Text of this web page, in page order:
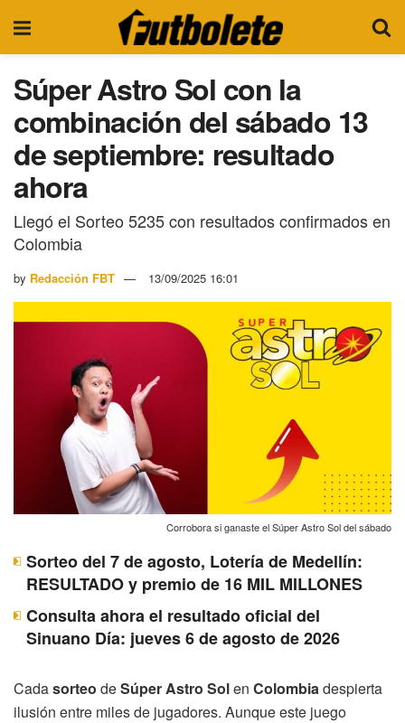
Súper Astro Sol con la
combinación del sábado 13
de septiembre: resultado
ahora
Llegó el Sorteo 5235 con resultados confirmados en
Colombia
by Redacción FBT 13/09/2025 16:01
Corrobora si ganaste el Súper Astro Sol del sábado
Sorteo del 7 de agosto, Lotería de Medellín:
RESULTADO y premio de 16 MIL MILLONES
Consulta ahora el resultado oficial del
Sinuano Día: jueves 6 de agosto de 2026
Cadasorteo deSúper Astro Solen Colombiadespierta
ilusión entre miles de jugadores. Aunque este juego